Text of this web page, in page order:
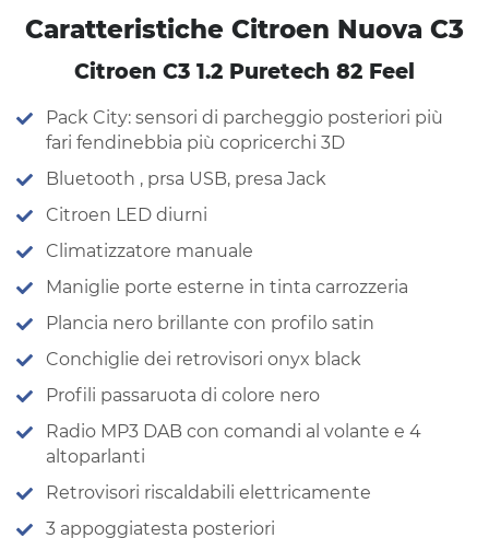
Caratteristiche Citroen Nuova C3
Citroen C3 1.2 Puretech 82 Feel
Pack City: sensori di parcheggio posteriori più
fari fendinebbia più copricerchi 3D
Bluetooth , prsa USB, presa Jack
Citroen LED diurni
Climatizzatore manuale
Maniglie porte esterne in tinta carrozzeria
Plancia nero brillante con profilo satin
Conchiglie dei retrovisori onyx black
Profili passaruota di colore nero
Radio MP3 DAB con comandi al volante e 4
altoparlanti
Retrovisori riscaldabili elettricamente
3 appoggiatesta posteriori